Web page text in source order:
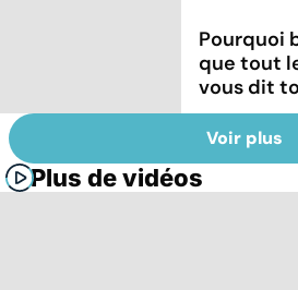
Pourquoi
que tout
vous dit
Voir plus
Plus de vidéos